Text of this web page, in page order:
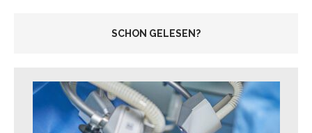
SCHON GELESEN?